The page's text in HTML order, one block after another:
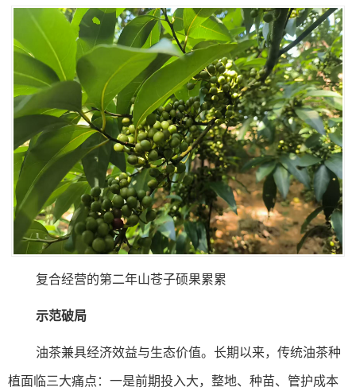
复合经营的第二年山苍子硕果累累
示范破局
油茶兼具经济效益与生态价值。长期以来，传统油茶种
植面临三大痛点：一是前期投入大，整地、种苗、管护成本